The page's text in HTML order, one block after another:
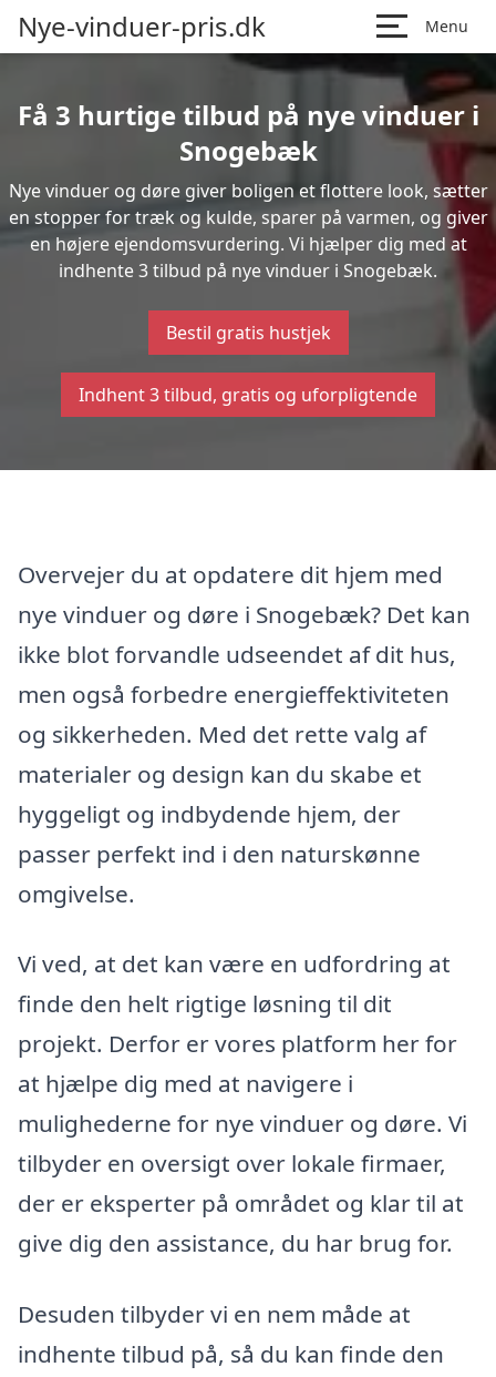
Nye-vinduer-pris.dk Menu
Få 3 hurtige tilbud på nye vinduer i
Snogebæk
Nye vinduer og døre giver boligen et flottere look, sætter
en stopper for træk og kulde, sparer på varmen, og giver
en højere ejendomsvurdering. Vi hjælper dig med at
indhente 3 tilbud på nye vinduer i Snogebæk.
Bestil gratis hustjek
Indhent 3 tilbud, gratis og uforpligtende
Overvejer du at opdatere dit hjem med
nye vinduer og døre i Snogebæk? Det kan
ikke blot forvandle udseendet af dit hus,
men også forbedre energieffektiviteten
og sikkerheden. Med det rette valg af
materialer og design kan du skabe et
hyggeligt og indbydende hjem, der
passer perfekt ind i den naturskønne
omgivelse.
Vi ved, at det kan være en udfordring at
finde den helt rigtige løsning til dit
projekt. Derfor er vores platform her for
at hjælpe dig med at navigere i
mulighederne for nye vinduer og døre. Vi
tilbyder en oversigt over lokale firmaer,
der er eksperter på området og klar til at
give dig den assistance, du har brug for.
Desuden tilbyder vi en nem måde at
indhente tilbud på, så du kan finde den